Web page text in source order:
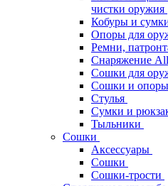
чистки оружия
Кобуры и
Опоры для
Ремни,
Снаряжение
Сошки для
Сошки и
Стулья
Сумки и
Тыльники
Сошки
Аксессуары
Сошки
Сошки-трости